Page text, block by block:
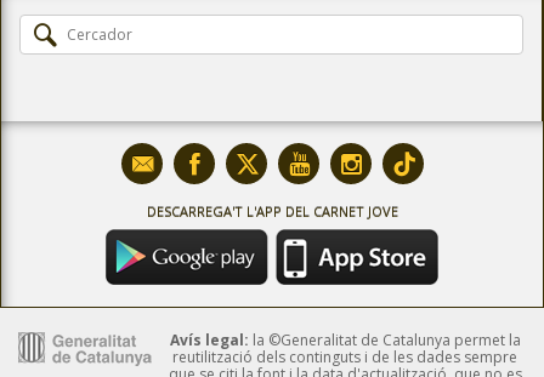
DESCARREGA'T L'APP DEL CARNET JOVE
Avís legal: la ©Generalitat de Catalunya permet la
reutilització dels continguts i de les dades sempre